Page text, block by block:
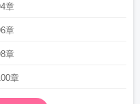
章
章
章
章